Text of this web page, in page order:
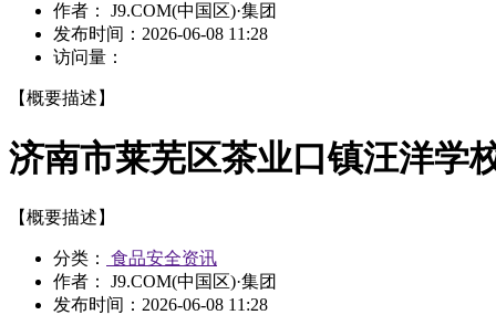
作者： J9.COM(中国区)·集团
发布时间： 2026-06-08 11:28
访问量：
【概要描述】
济南市莱芜区茶业口镇汪洋学
【概要描述】
分类：
食品安全资讯
作者： J9.COM(中国区)·集团
发布时间： 2026-06-08 11:28